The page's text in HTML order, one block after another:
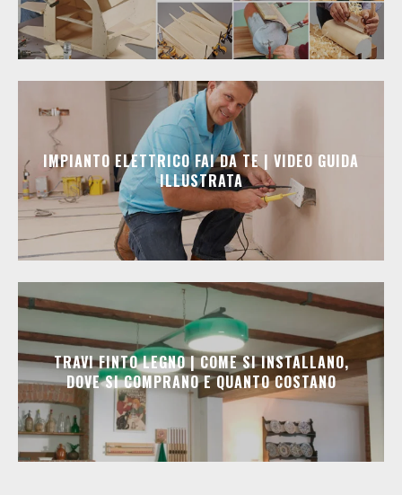
IMPIANTO ELETTRICO FAI DA TE | VIDEO GUIDA
ILLUSTRATA
TRAVI FINTO LEGNO | COME SI INSTALLANO,
DOVE SI COMPRANO E QUANTO COSTANO